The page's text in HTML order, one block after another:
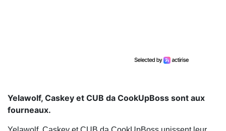
Yelawolf, Caskey et CUB da CookUpBoss sont aux
fourneaux.